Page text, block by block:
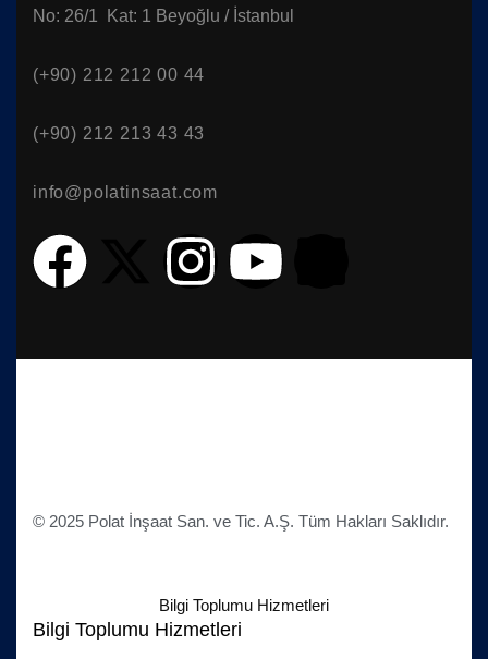
No: 26/1 Kat: 1 Beyoğlu / İstanbul
(+90) 212 212 00 44
(+90) 212 213 43 43
info@polatinsaat.com
© 2025 Polat İnşaat San. ve Tic. A.Ş. Tüm Hakları Saklıdır.
Bilgi Toplumu Hizmetleri
Bilgi Toplumu Hizmetleri